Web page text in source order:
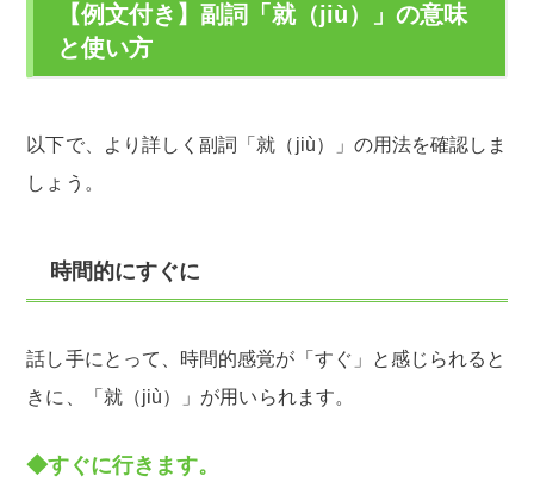
【例文付き】副詞「就（jiù）」の意味
と使い方
以下で、より詳しく副詞「就（jiù）」の用法を確認しま
しょう。
時間的にすぐに
話し手にとって、時間的感覚が「すぐ」と感じられると
きに、「就（jiù）」が用いられます。
◆すぐに行きます。